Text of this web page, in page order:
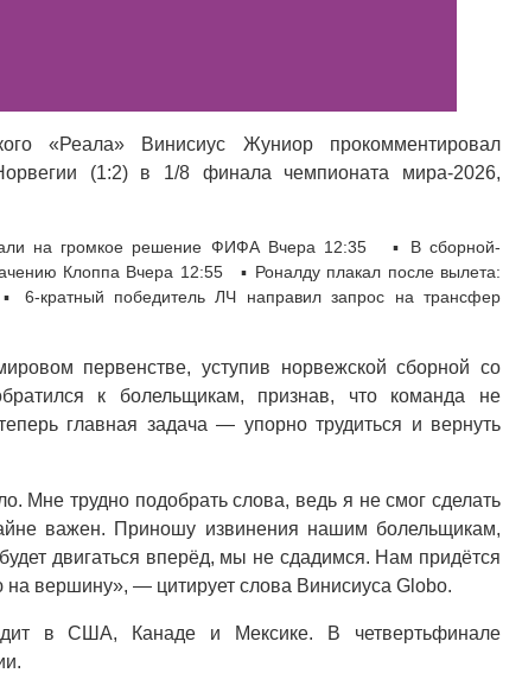
«Реала» Винисиус Жуниор прокомментировал
(1:2) в 1/8 финала чемпионата мира-2026,
на громкое решение ФИФА Вчера 12:35 ▪ В сборной-
Клоппа Вчера 12:55 ▪ Роналду плакал после вылета:
кратный победитель ЛЧ направил запрос на трансфер
первенстве, уступив норвежской сборной со
к болельщикам, признав, что команда не
главная задача — упорно трудиться и вернуть
Мне трудно подобрать слова, ведь я не смог сделать
важен. Приношу извинения нашим болельщикам,
двигаться вперёд, мы не сдадимся. Нам придётся
на вершину», — цитирует слова Винисиуса Globo.
в США, Канаде и Мексике. В четвертьфинале